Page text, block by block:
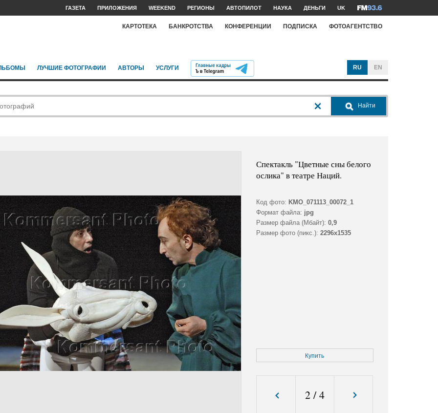
ГАЗЕТА ПРИЛОЖЕНИЯ WEEKEND РЕГИОНЫ АВТОПИЛОТ НАУКА ДЕНЬГИ UK
КАРТОТЕКА БАНКРОТСТВА КОНФЕРЕНЦИИ ПОДПИСКА ФОТОАГЕНТСТВО
ЛУЧШИЕ ФОТОГРАФИИ АВТОРЫ УСЛУГИ RU EN
Найти
Спектакль "Цветные сны белого
ослика" в театре Наций.
Код фото: KMO_071113_00072_1
Формат файла: jpg
Размер файла (Мбайт): 0,9
Размер фото (пикс.): 2296x1535
Купить
2/4